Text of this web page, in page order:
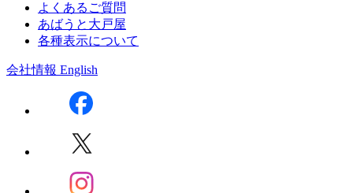
よくあるご質問
あばうと大戸屋
各種表示について
会社情報 English